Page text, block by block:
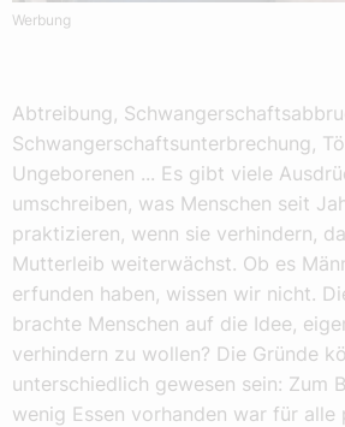
Werbung
Abtreibung,
Schwangerschaftsunterbrechung,
Ungeborenen ... Es gibt viele
umschreiben, was Menschen seit
praktizieren, wenn sie verhindern,
Mutterleib weiterwächst. Ob es
erfunden haben, wissen wir nicht.
brachte Menschen auf die Idee,
verhindern zu wollen? Die Gründe
unterschiedlich gewesen sein: Zum
wenig Essen vorhanden war für alle